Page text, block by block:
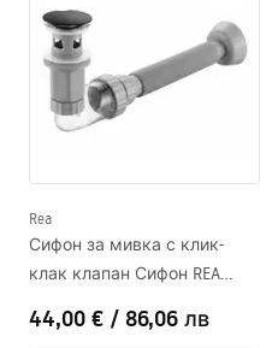
Rea
Сифон за мивка с клик-
клак клапан Сифон REA
44,00 € / 86,06 лв